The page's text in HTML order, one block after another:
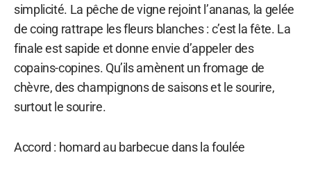
simplicité. La pêche de vigne rejoint l’ananas, la gelée
de coing rattrape les fleurs blanches : c’est la fête. La
finale est sapide et donne envie d’appeler des
copains-copines. Qu’ils amènent un fromage de
chèvre, des champignons de saisons et le sourire,
surtout le sourire.
Accord : homard au barbecue dans la foulée